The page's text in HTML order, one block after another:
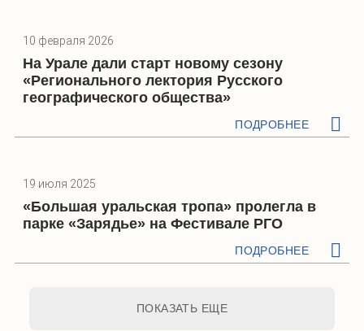
10 февраля 2026
На Урале дали старт новому сезону
«Регионального лектория Русского
географического общества»
ПОДРОБНЕЕ
19 июля 2025
«Большая уральская тропа» пролегла в
парке «Зарядье» на Фестивале РГО
ПОДРОБНЕЕ
ПОКАЗАТЬ ЕЩЕ